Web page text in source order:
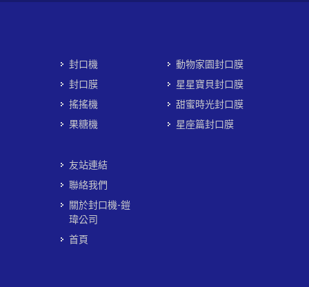
封口機
封口膜
搖搖機
果糖機
動物家園封口膜
星星寶貝封口膜
甜蜜時光封口膜
星座篇封口膜
友站連結
聯絡我們
關於封口機-鎧
瑋公司
首頁